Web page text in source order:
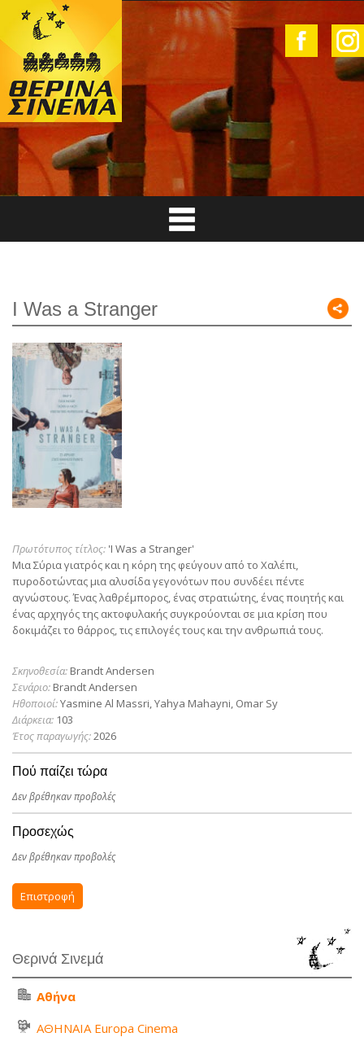
I Was a Stranger
Πρωτότυπος τίτλος: 'I Was a Stranger'
Μια Σύρια γιατρός και η κόρη της φεύγουν από το Χαλέπι,
πυροδοτώντας μια αλυσίδα γεγονότων που συνδέει πέντε
αγνώστους. Ένας λαθρέμπορος, ένας στρατιώτης, ένας ποιητής και
ένας αρχηγός της ακτοφυλακής συγκρούονται σε μια κρίση που
δοκιμάζει το θάρρος, τις επιλογές τους και την ανθρωπιά τους.
Σκηνοθεσία: Brandt Andersen
Σενάριο: Brandt Andersen
Ηθοποιοί:Yasmine Al Massri, Yahya Mahayni, Omar Sy
Διάρκεια: 103
Έτος παραγωγής:2026
Πού παίζει τώρα
Δεν βρέθηκαν προβολές
Προσεχώς
Δεν βρέθηκαν προβολές
Επιστροφή
Θερινά Σινεμά
Αθήνα
ΑΘΗΝΑΙΑ Europa Cinema